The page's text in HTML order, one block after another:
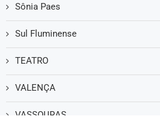
Sônia Paes
Sul Fluminense
TEATRO
VALENÇA
VASSOURAS